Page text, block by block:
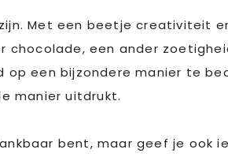
Met een beetje creativiteit
chocolade, een ander
een bijzondere manier te
manier uitdrukt.
bent, maar geef je ook